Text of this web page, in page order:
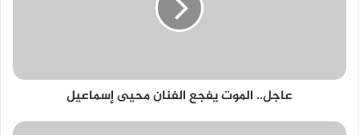
عاجل.. الموت يفجع الفنان محيى إسماعيل
إلغاء